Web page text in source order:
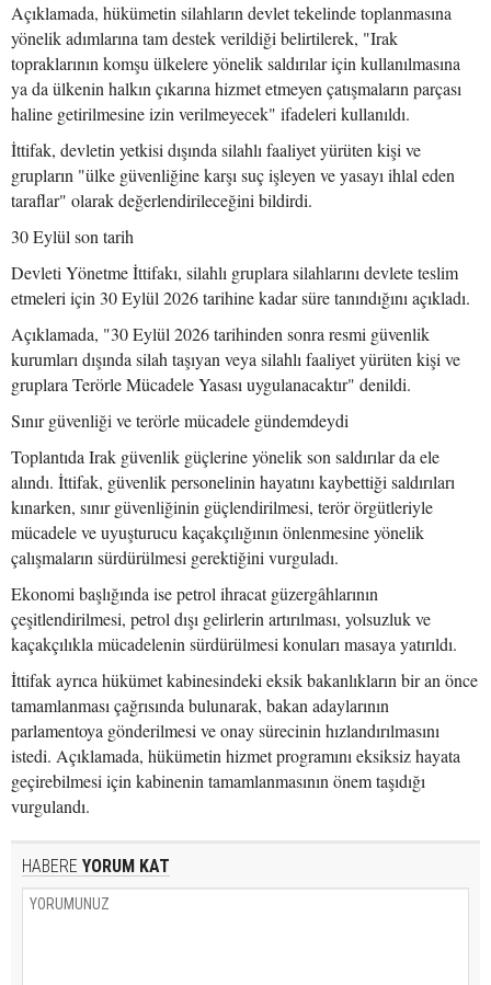
Açıklamada, hükümetin silahların devlet tekelinde toplanmasına
yönelik adımlarına tam destek verildiği belirtilerek, "Irak
topraklarının komşu ülkelere yönelik saldırılar için kullanılmasına
ya da ülkenin halkın çıkarına hizmet etmeyen çatışmaların parçası
haline getirilmesine izin verilmeyecek" ifadeleri kullanıldı.
İttifak, devletin yetkisi dışında silahlı faaliyet yürüten kişi ve
grupların "ülke güvenliğine karşı suç işleyen ve yasayı ihlal eden
taraflar" olarak değerlendirileceğini bildirdi.
30 Eylül son tarih
Devleti Yönetme İttifakı, silahlı gruplara silahlarını devlete teslim
etmeleri için 30 Eylül 2026 tarihine kadar süre tanındığını açıkladı.
Açıklamada, "30 Eylül 2026 tarihinden sonra resmi güvenlik
kurumları dışında silah taşıyan veya silahlı faaliyet yürüten kişi ve
gruplara Terörle Mücadele Yasası uygulanacaktır" denildi.
Sınır güvenliği ve terörle mücadele gündemdeydi
Toplantıda Irak güvenlik güçlerine yönelik son saldırılar da ele
alındı. İttifak, güvenlik personelinin hayatını kaybettiği saldırıları
kınarken, sınır güvenliğinin güçlendirilmesi, terör örgütleriyle
mücadele ve uyuşturucu kaçakçılığının önlenmesine yönelik
çalışmaların sürdürülmesi gerektiğini vurguladı.
Ekonomi başlığında ise petrol ihracat güzergâhlarının
çeşitlendirilmesi, petrol dışı gelirlerin artırılması, yolsuzluk ve
kaçakçılıkla mücadelenin sürdürülmesi konuları masaya yatırıldı.
İttifak ayrıca hükümet kabinesindeki eksik bakanlıkların bir an önce
tamamlanması çağrısında bulunarak, bakan adaylarının
parlamentoya gönderilmesi ve onay sürecinin hızlandırılmasını
istedi. Açıklamada, hükümetin hizmet programını eksiksiz hayata
geçirebilmesi için kabinenin tamamlanmasının önem taşıdığı
vurgulandı.
HABERE YORUM KAT